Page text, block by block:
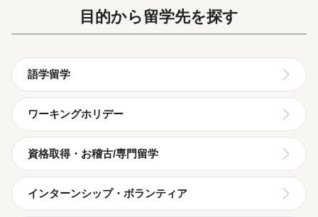
意されています。さらに、生徒のライフス
タイルの希望に応えられるよう、宿泊施設
も複数タイプ揃えています。
目的から留学先を探す
語学留学
ワーキングホリデー
資格取得・お稽古/専門留学
インターンシップ・ボランティア